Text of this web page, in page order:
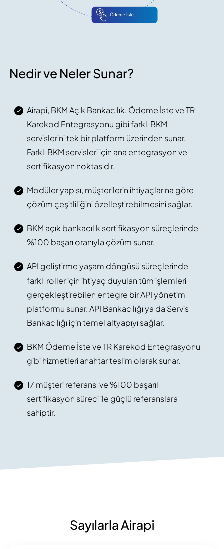
Nedir ve Neler Sunar?
Airapi, BKM Açık Bankacılık, Ödeme İste ve TR
Karekod Entegrasyonu gibi farklı BKM
servislerini tek bir platform üzerinden sunar.
Farklı BKM servisleri için ana entegrasyon ve
sertifikasyon noktasıdır.
Modüler yapısı, müşterilerin ihtiyaçlarına göre
çözüm çeşitliliğini özelleştirebilmesini sağlar.
BKM açık bankacılık sertifikasyon süreçlerinde
%100 başarı oranıyla çözüm sunar.
API geliştirme yaşam döngüsü süreçlerinde
farklı roller için ihtiyaç duyulan tüm işlemleri
gerçekleştirebilen entegre bir API yönetim
platformu sunar. API Bankacılığı ya da Servis
Bankacılığı için temel altyapıyı sağlar.
BKM Ödeme İste ve TR Karekod Entegrasyonu
gibi hizmetleri anahtar teslim olarak sunar.
17 müşteri referansı ve %100 başarılı
sertifikasyon süreci ile güçlü referanslara
sahiptir.
Sayılarla Airapi